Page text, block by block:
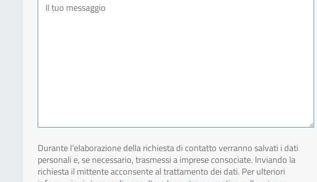
Durante l’elaborazione della richiesta di contatto verranno salvati i dati
personali e, se necessario, trasmessi a imprese consociate. Inviando la
richiesta il mittente acconsente al trattamento dei dati. Per ulteriori